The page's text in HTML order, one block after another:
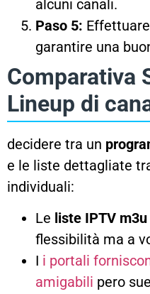
alcuni canali.
Paso 5:
garantire una
Comparativa
Lineup di
decidere tra un
e le liste dettagliate
individuali:
Le liste IPTV m3u
flessibilità ma a
I i portali
amigabili pero